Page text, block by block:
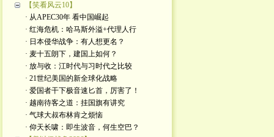
【笑看风云10】
· 从APEC30年 看中国崛起
· 红海危机：哈马斯外溢+代理人行
· 日本侵华战争：有人想更名？
· 麦十五朗下，建国上如何？
· 放与收：江时代与习时代之比较
· 21世纪美国的新全球化战略
· 爱国者干下极音速匕首，厉害了！
· 越南待客之道：挂国旗有讲究
· 气球大叔布林肯之烦恼
· 仰天长啸：即生波音，何生空巴？